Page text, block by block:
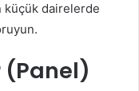
küçük dairelerde
(Panel)